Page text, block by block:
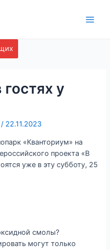
у
/ 22.11.2023
«Кванториум» на
проекта «В
уже в эту субботу, 25
смолы?
могут только